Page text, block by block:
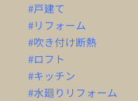
#戸建て
#リフォーム
#吹き付け断熱
#ロフト
#キッチン
#水廻りリフォーム